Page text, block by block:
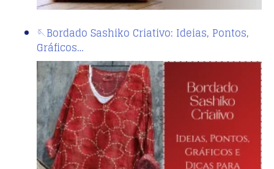
🪡Bordado Sashiko Criativo: Ideias, Pontos,
Gráficos…